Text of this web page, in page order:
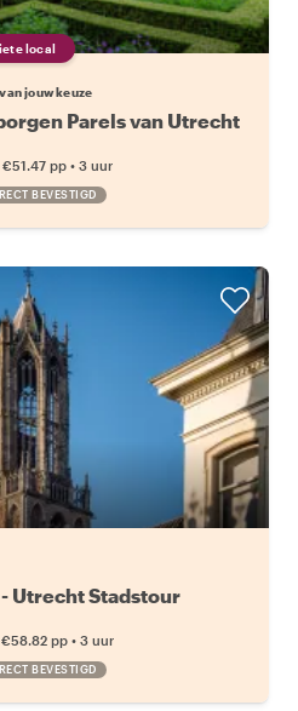
local
jouw keuze
Parels van Utrecht
€51.47 pp • 3 uur
BEVESTIGD
Utrecht Stadstour
€58.82 pp • 3 uur
BEVESTIGD